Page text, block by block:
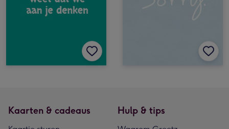
Kaarten & cadeaus Hulp & tips